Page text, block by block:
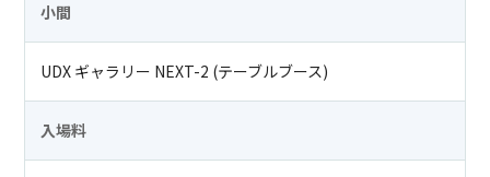
小間
UDX ギャラリー NEXT-2 (テーブルブース)
入場料